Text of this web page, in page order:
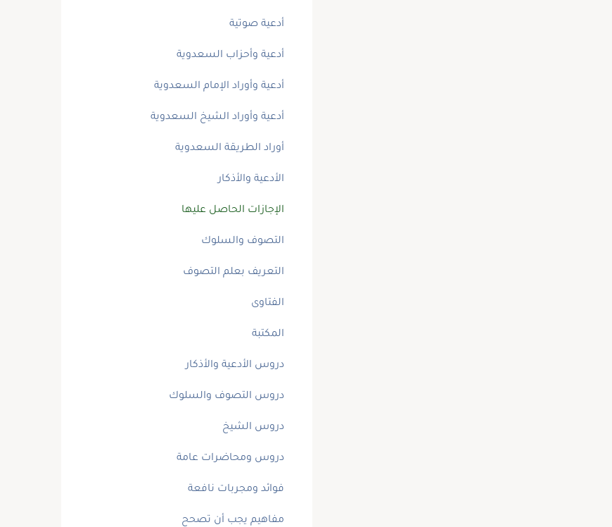
أدعية صوتية
أدعية وأحزاب السعدوية
أدعية وأوراد الإمام السعدوية
أدعية وأوراد الشيخ السعدوية
أوراد الطريقة السعدوية
الأدعية والأذكار
الإجازات الحاصل عليها
التصوف والسلوك
التعريف بعلم التصوف
الفتاوى
المكتبة
دروس الأدعية والأذكار
دروس التصوف والسلوك
دروس الشيخ
دروس ومحاضرات عامة
فوائد ومجربات نافعة
مفاهيم يجب أن تصحح